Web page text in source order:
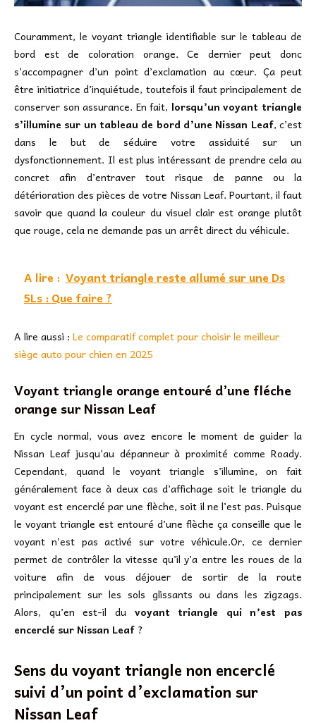
Couramment, le voyant triangle identifiable sur le tableau de
bord est de coloration orange. Ce dernier peut donc
s’accompagner d’un point d’exclamation au cœur. Ça peut
être initiatrice d’inquiétude, toutefois il faut principalement de
conserver son assurance. En fait, lorsqu’un voyant triangle
s’illumine sur un tableau de bord d’une Nissan Leaf, c’est
dans le but de séduire votre assiduité sur un
dysfonctionnement. Il est plus intéressant de prendre cela au
concret afin d’entraver tout risque de panne ou la
détérioration des pièces de votre Nissan Leaf. Pourtant, il faut
savoir que quand la couleur du visuel clair est orange plutôt
que rouge, cela ne demande pas un arrêt direct du véhicule.
A lire : Voyant triangle reste allumé sur une Ds
5Ls : Que faire ?
A lire aussi : Le comparatif complet pour choisir le meilleur
siège auto pour chien en 2025
Voyant triangle orange entouré d’une fléche
orange sur Nissan Leaf
En cycle normal, vous avez encore le moment de guider la
Nissan Leaf jusqu’au dépanneur à proximité comme Roady.
Cependant, quand le voyant triangle s’illumine, on fait
généralement face à deux cas d’affichage soit le triangle du
voyant est encerclé par une flèche, soit il ne l’est pas. Puisque
le voyant triangle est entouré d’une flèche ça conseille que le
voyant n’est pas activé sur votre véhicule.Or, ce dernier
permet de contrôler la vitesse qu’il y’a entre les roues de la
voiture afin de vous déjouer de sortir de la route
principalement sur les sols glissants ou dans les zigzags.
Alors, qu’en est-il du voyant triangle qui n’est pas
encerclé sur Nissan Leaf ?
Sens du voyant triangle non encerclé
suivi d’un point d’exclamation sur
Nissan Leaf